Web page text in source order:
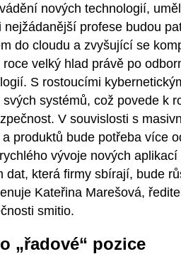
nových technologií,
nejžádanější profese budou
do cloudu a zvyšující se
velký hlad právě po
S rostoucími
systémů, což povede k
V souvislosti s
produktů bude potřeba více
vývoje nových
dat, která firmy sbírají, bude
Kateřina Marešová,
smitio.
„řadové“ pozice